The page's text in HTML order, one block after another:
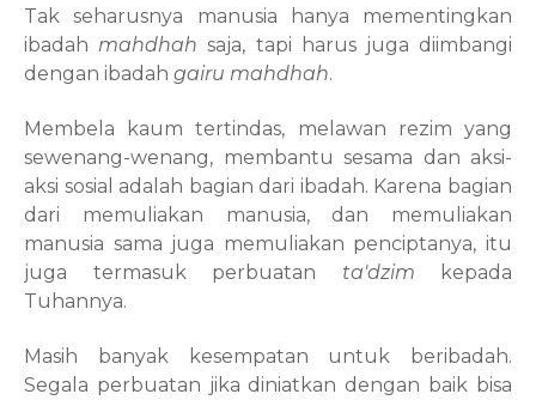
Tak seharusnya manusia hanya mementingkan
ibadahmahdhah saja, tapi harus juga diimbangi
dengan ibadah gairu mahdhah.
Membela kaum tertindas, melawan rezim yang
sewenang-wenang, membantu sesama dan aksi-
aksi sosial adalah bagian dari ibadah. Karena bagian
dari memuliakan manusia, dan memuliakan
manusia sama juga memuliakan penciptanya, itu
juga termasuk perbuatan ta'dzim kepada
Tuhannya.
Masih banyak kesempatan untuk beribadah.
Segala perbuatan jika diniatkan dengan baik bisa